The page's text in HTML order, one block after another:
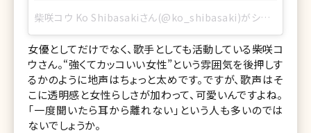
柴咲コウ Ko Shibasakiさん(@ko_shibasaki)がシェアした投稿
女優としてだけでなく、歌手としても活動している柴咲コ
ウさん。“強くてカッコいい女性”という雰囲気を後押しす
るかのように地声はちょっと太めです。ですが、歌声はそ
こに透明感と女性らしさが加わって、可愛いんですよね。
「一度聞いたら耳から離れない」という人も多いのでは
ないでしょうか。